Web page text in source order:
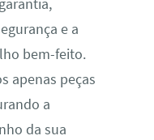
e a
bem-feito.
apenas peças
a
da sua